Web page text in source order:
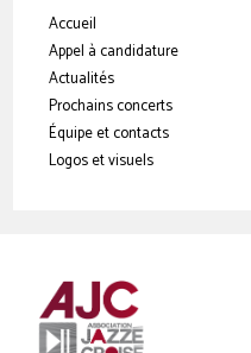
Accueil
Appel à candidature
Actualités
Prochains concerts
Équipe et contacts
Logos et visuels